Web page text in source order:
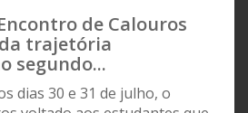
de Calouros
trajetória
segundo...
dias 30 e 31 de julho, o